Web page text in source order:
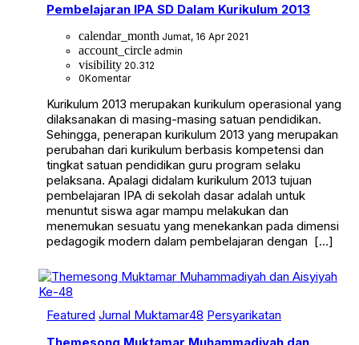
Pembelajaran IPA SD Dalam Kurikulum 2013
calendar_month Jumat, 16 Apr 2021
account_circle admin
visibility 20.312
0Komentar
Kurikulum 2013 merupakan kurikulum operasional yang
dilaksanakan di masing-masing satuan pendidikan.
Sehingga, penerapan kurikulum 2013 yang merupakan
perubahan dari kurikulum berbasis kompetensi dan
tingkat satuan pendidikan guru program selaku
pelaksana. Apalagi didalam kurikulum 2013 tujuan
pembelajaran IPA di sekolah dasar adalah untuk
menuntut siswa agar mampu melakukan dan
menemukan sesuatu yang menekankan pada dimensi
pedagogik modern dalam pembelajaran dengan […]
Featured Jurnal Muktamar48 Persyarikatan
Themesong Muktamar Muhammadiyah dan